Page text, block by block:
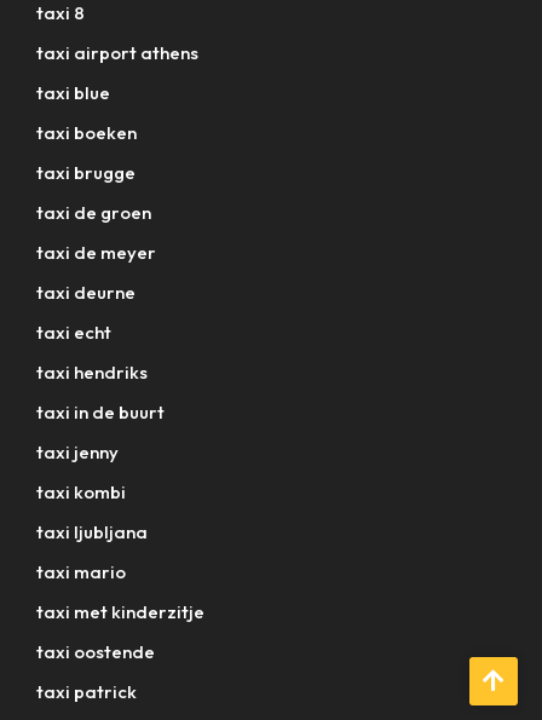
taxi 8
taxi airport athens
taxi blue
taxi boeken
taxi brugge
taxi de groen
taxi de meyer
taxi deurne
taxi echt
taxi hendriks
taxi in de buurt
taxi jenny
taxi kombi
taxi ljubljana
taxi mario
taxi met kinderzitje
taxi oostende
taxi patrick